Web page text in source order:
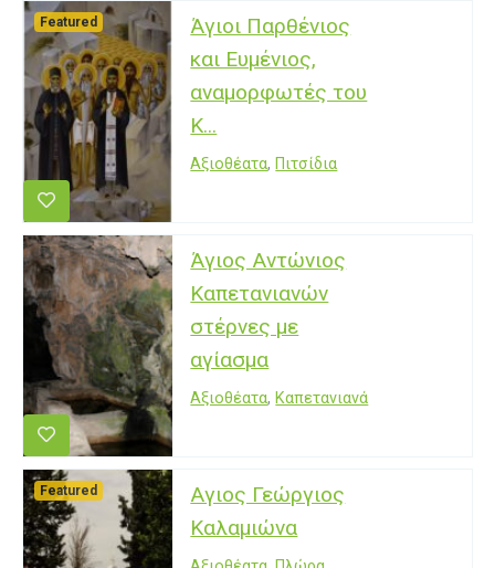
Άγιοι Παρθένιος
και Ευμένιος,
αναμορφωτές του
Κ...
Αξιοθέατα, Πιτσίδια
Featured
Άγιος Αντώνιος
Καπετανιανών
στέρνες με
αγίασμα
Αξιοθέατα, Καπετανιανά
Αγιος Γεώργιος
Καλαμιώνα
Featured